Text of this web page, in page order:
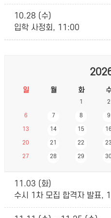
10.28 (수)
입학 사정회, 11:00
일 월 화
1 2
6 7 8 9
13 14 15 16
20 21 22 23
27 28 29
11.03 (화)
수시 1차 모집 합격자 발표,